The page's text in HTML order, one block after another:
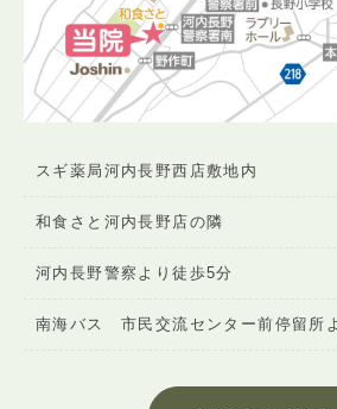
スギ薬局河内長野西店敷地内
和食さと河内長野店の隣
河内長野警察より徒歩5分
南海バス 市民交流センター前停留所